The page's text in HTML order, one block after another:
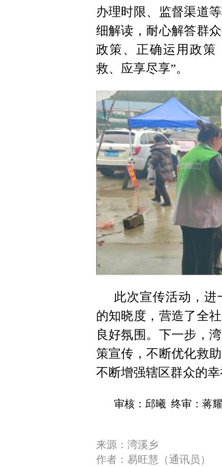
办理时限、监督渠道
细解读，耐心解答群
政策、正确运用政策
救、应享尽享”。
此次宣传活动，
的知晓度，营造了全
良好氛围。下一步，
策宣传，不断优化救
不断增强辖区群众的
审核：邱曦 终审：蒋
来源：湾溪乡
作者：易旺慧（通讯员）